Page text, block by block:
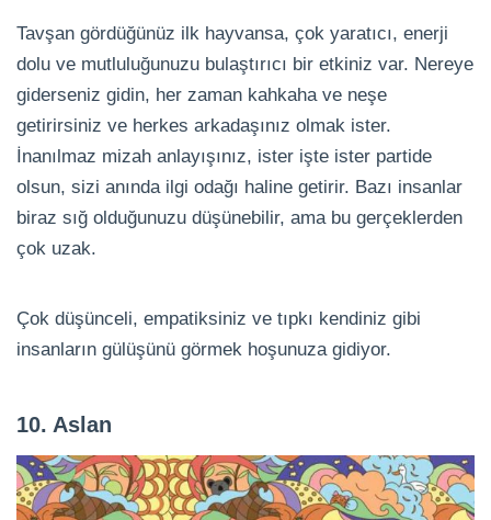
Tavşan gördüğünüz ilk hayvansa, çok yaratıcı, enerji
dolu ve mutluluğunuzu bulaştırıcı bir etkiniz var. Nereye
giderseniz gidin, her zaman kahkaha ve neşe
getirirsiniz ve herkes arkadaşınız olmak ister.
İnanılmaz mizah anlayışınız, ister işte ister partide
olsun, sizi anında ilgi odağı haline getirir. Bazı insanlar
biraz sığ olduğunuzu düşünebilir, ama bu gerçeklerden
çok uzak.
Çok düşünceli, empatiksiniz ve tıpkı kendiniz gibi
insanların gülüşünü görmek hoşunuza gidiyor.
10. Aslan